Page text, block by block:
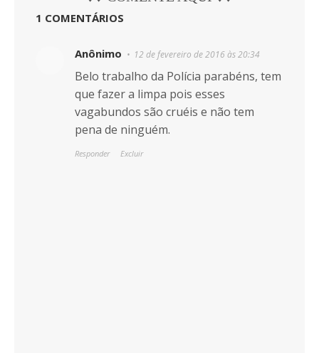
1 COMENTÁRIOS
Anônimo 12 de fevereiro de 2016 às 20:34
Belo trabalho da Polícia parabéns, tem
que fazer a limpa pois esses
vagabundos são cruéis e não tem
pena de ninguém.
Responder Excluir